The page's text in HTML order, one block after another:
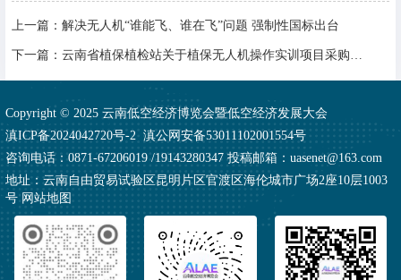
上一篇： 解决无人机“谁能飞、谁在飞”问题 强制性国标出台
下一篇： 云南省植保植检站关于植保无人机操作实训项目采购结果的公示
Copyright © 2025 云南低空经济博览会暨低空经济发展大会
滇ICP备2024042720号-2滇公网安备53011102001554号
咨询电话：0871-67206019 /19143280347 投稿邮箱：uasenet@163.com
地址：云南自由贸易试验区昆明片区官渡区海伦城市广场2座10层1003
号网站地图